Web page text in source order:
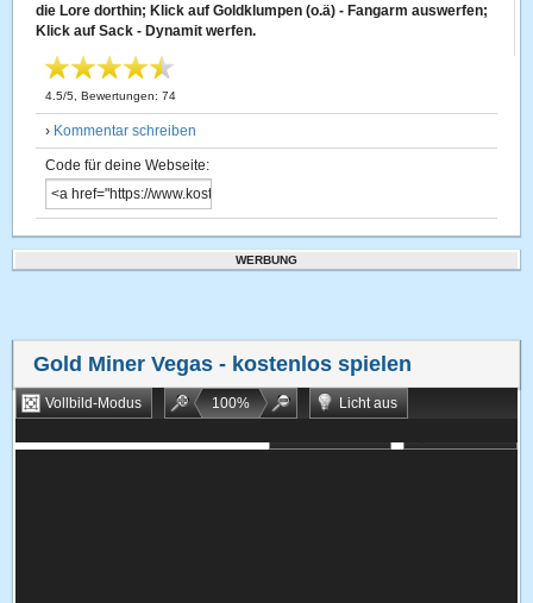
die Lore dorthin; Klick auf Goldklumpen (o.ä) - Fangarm auswerfen;
Klick auf Sack - Dynamit werfen.
4.5/5 , Bewertungen:74
› Kommentar schreiben
Code für deine Webseite:
WERBUNG
Gold Miner Vegas - kostenlos spielen
Vollbild-Modus 100%
Licht aus